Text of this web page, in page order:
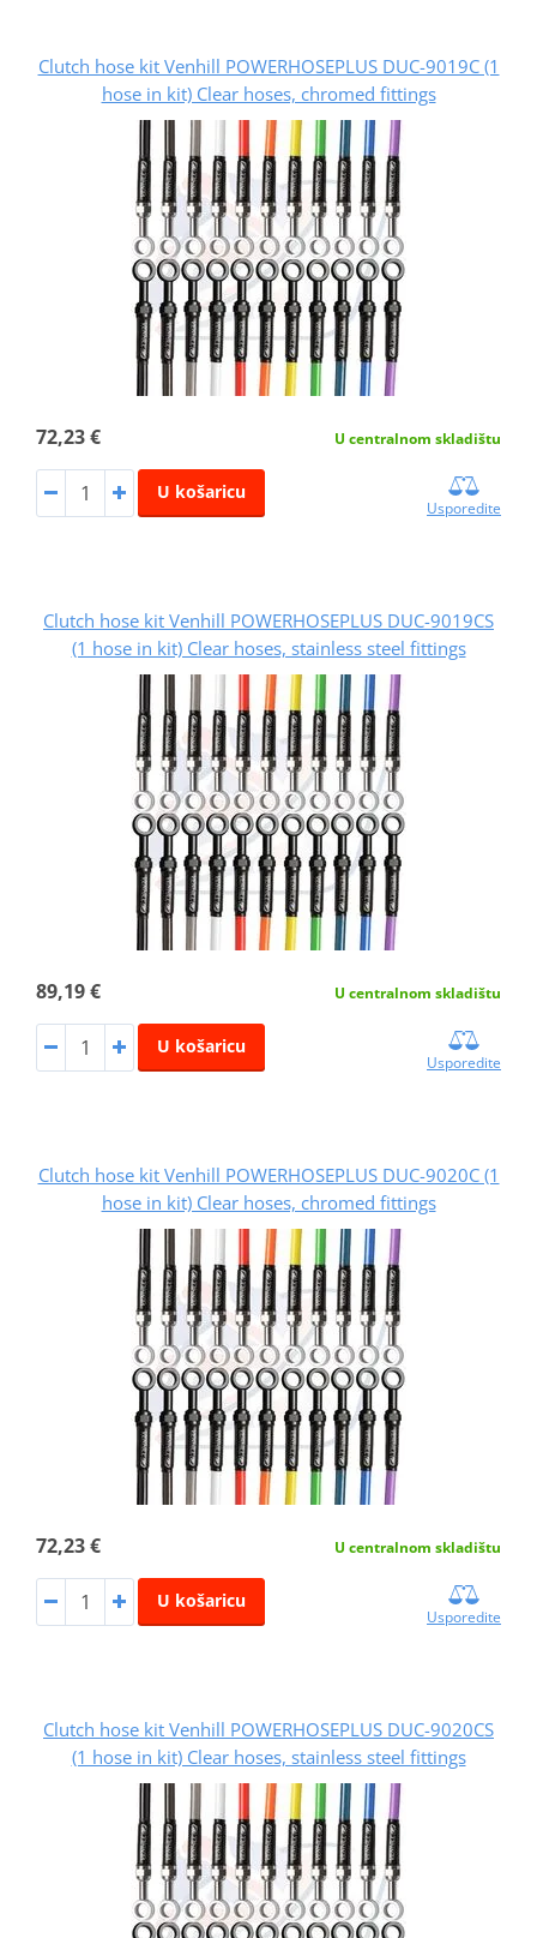
Clutch hose kit Venhill POWERHOSEPLUS DUC-9019C (1
hose in kit) Clear hoses, chromed fittings
72,23 € U centralnom skladištu
U košaricu
Usporedite
Clutch hose kit Venhill POWERHOSEPLUS DUC-9019CS
(1 hose in kit) Clear hoses, stainless steel fittings
89,19 € U centralnom skladištu
U košaricu
Usporedite
Clutch hose kit Venhill POWERHOSEPLUS DUC-9020C (1
hose in kit) Clear hoses, chromed fittings
72,23 € U centralnom skladištu
U košaricu
Usporedite
Clutch hose kit Venhill POWERHOSEPLUS DUC-9020CS
(1 hose in kit) Clear hoses, stainless steel fittings